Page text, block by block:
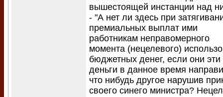
вышестоящей инстанции над
- "А нет ли здесь при
премиальных выплат ими
работникам неправомерного
момента (нецелевого)
бюджетных денег, если они эти
деньги в данное время
что нибудь другое нарушив
своего синего министра?